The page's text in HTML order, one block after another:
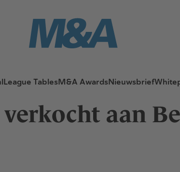
League TablesM&A AwardsNieuwsbrief
aan